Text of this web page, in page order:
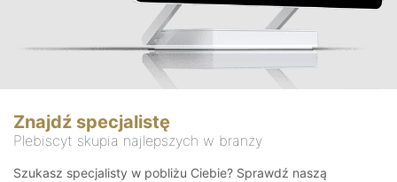
Znajdź specjalistę
Plebiscyt skupia najlepszych w branży
Szukasz specjalisty w pobliżu Ciebie? Sprawdź naszą